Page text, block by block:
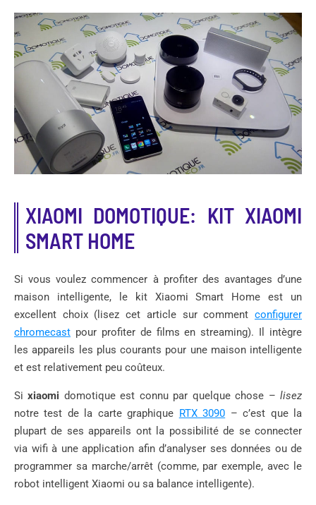
XIAOMI DOMOTIQUE: KIT XIAOMI
SMART HOME
Si vous voulez commencer à profiter des avantages d’une
maison intelligente, le kit Xiaomi Smart Home est un
excellent choix (lisez cet article sur comment configurer
chromecast pour profiter de films en streaming). Il intègre
les appareils les plus courants pour une maison intelligente
et est relativement peu coûteux.
Sixiaomi domotique est connu par quelque chose –lisez
notre test de la carte graphique RTX 3090 – c’est que la
plupart de ses appareils ont la possibilité de se connecter
via wifi à une application afin d’analyser ses données ou de
programmer sa marche/arrêt (comme, par exemple, avec le
robot intelligent Xiaomi ou sa balance intelligente).